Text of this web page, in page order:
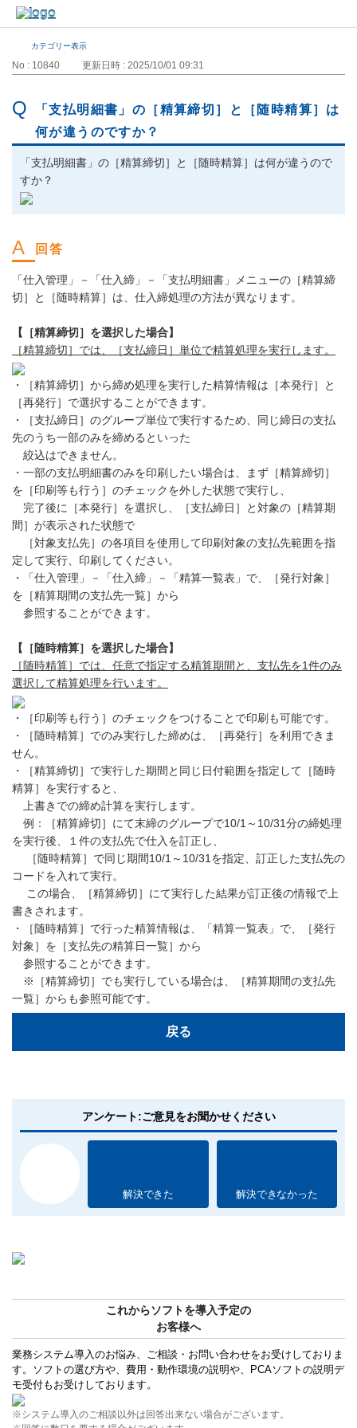
カテゴリー表示
No : 10840 更新日時 : 2025/10/01 09:31
「支払明細書」の［精算締切］と［随時精算］は
何が違うのですか？
「支払明細書」の［精算締切］と［随時精算］は何が違うので
すか？
「仕入管理」－「仕入締」－「支払明細書」メニューの［精算締
切］と［随時精算］は、仕入締処理の方法が異なります。
【［精算締切］を選択した場合】
［精算締切］では、［支払締日］単位で精算処理を実行します。
・［精算締切］から締め処理を実行した精算情報は［本発行］と
［再発行］で選択することができます。
・［支払締日］のグループ単位で実行するため、同じ締日の支払
先のうち一部のみを締めるといった
絞込はできません。
・一部の支払明細書のみを印刷したい場合は、まず［精算締切］
を［印刷等も行う］のチェックを外した状態で実行し、
完了後に［本発行］を選択し、［支払締日］と対象の［精算期
間］が表示された状態で
［対象支払先］の各項目を使用して印刷対象の支払先範囲を指
定して実行、印刷してください。
・「仕入管理」－「仕入締」－「精算一覧表」で、［発行対象］
を［精算期間の支払先一覧］から
参照することができます。
【［随時精算］を選択した場合】
［随時精算］では、任意で指定する精算期間と、支払先を1件のみ
選択して精算処理を行います。
・［印刷等も行う］のチェックをつけることで印刷も可能です。
・［随時精算］でのみ実行した締めは、［再発行］を利用できま
せん。
・［精算締切］で実行した期間と同じ日付範囲を指定して［随時
精算］を実行すると、
上書きでの締め計算を実行します。
例：［精算締切］にて末締のグループで10/1～10/31分の締処理
を実行後、１件の支払先で仕入を訂正し、
［随時精算］で同じ期間10/1～10/31を指定、訂正した支払先の
コードを入れて実行。
この場合、［精算締切］にて実行した結果が訂正後の情報で上
書きされます。
・［随時精算］で行った精算情報は、「精算一覧表」で、［発行
対象］を［支払先の精算日一覧］から
参照することができます。
※［精算締切］でも実行している場合は、［精算期間の支払先
一覧］からも参照可能です。
戻る
アンケート:ご意見をお聞かせください
解決できた 解決できなかった
これからソフトを導入予定の
お客様へ
業務システム導入のお悩み、ご相談・お問い合わせをお受けしておりま
す。ソフトの選び方や、費用・動作環境の説明や、PCAソフトの説明デ
モ受付もお受けしております。
※システム導入のご相談以外は回答出来ない場合がございます。